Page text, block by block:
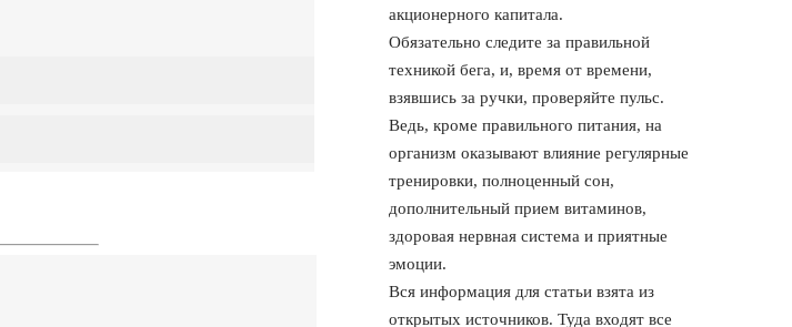
акционерного капитала.
Обязательно следите за правильной
техникой бега, и, время от времени,
взявшись за ручки, проверяйте пульс.
Ведь, кроме правильного питания, на
организм оказывают влияние регулярные
тренировки, полноценный сон,
дополнительный прием витаминов,
здоровая нервная система и приятные
эмоции.
Вся информация для статьи взята из
открытых источников. Туда входят все